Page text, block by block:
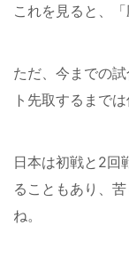
これを見ると、
ただ、今までの
ト先取するまで
日本は初戦と2回
ることもあり、
ね。